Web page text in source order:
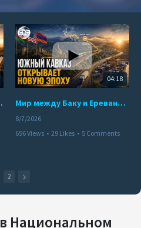
Перу
04:18
Мир между Баку и Ереваном запускает крупные логистические проекты
8/7/2026
696 Views • 29 Likes • 5 Comments
2
Национальном